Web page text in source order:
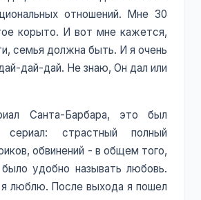
отношений. Мне 30
корыто. И вот мне кажется,
семья должна быть. И я очень
дай-дай. Не знаю, Он дал или
Санта-Барбара, это был
сериал: страстный полный
обвинений - в общем того,
удобно называть любовь.
я люблю. После выхода я пошел